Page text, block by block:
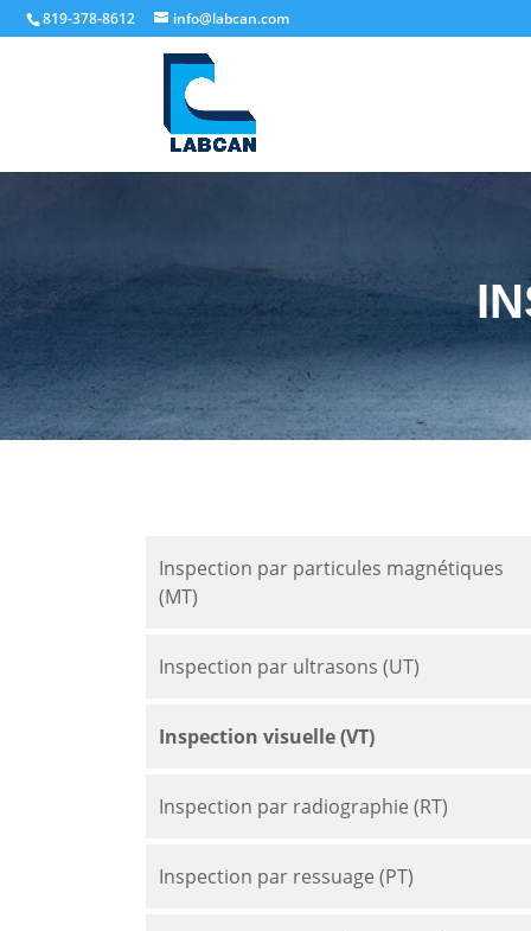
819-378-8612 info@labcan.com
Inspection par particules magnétiques
(MT)
Inspection par ultrasons (UT)
Inspection visuelle (VT)
Inspection par radiographie (RT)
Inspection par ressuage (PT)